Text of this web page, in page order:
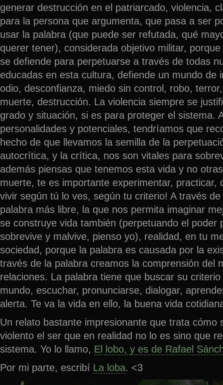
generar destrucción en el patriarcado, violencia,
para la persona que argumenta, que pasa a ser
usar la palabra (que puede ser refutada, qué
querer tener), considerada objetivo militar,
se defiende para perpetuarse a través de todas
educadas en esta cultura, defiende un mundo de
odio, desconfianza, miedo sin control, robo,
muerte, destrucción. La violencia siempre se
grado y situación, si es para proteger el sistema.
personalidades y potenciales, tendríamos que
hecho de que llevamos la semilla de la
autocrítica, y la crítica, nos son vitales para
además piensas que tenemos esta vida y no
muerte, te es importante experimentar, practicar,
vivir según tú lo ves, según tu criterio! A través
palabra más libre, la que nos permita imaginar
se construye vida también (perpetuando el poder
sobrevive y malvive, pienso yo), realidad, en tu
sociedad, porque la palabra es causada por la
través de la palabra creamos la comprensión del
relaciones. La palabra tiene que buscar su
mundo, escuchar, pronunciarse, dialogar,
alerta. Te va la vida en ello, la buena vida
Un relato bastante impresionante que trata cómo
violento el ser que en realidad no lo es sino que
sistema. Yo lo llamo, El lobo, y es de Rafael
Por mi parte, escribí La loba. <3